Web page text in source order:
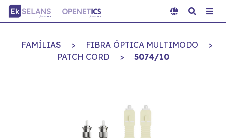
FAMÍLIAS > FIBRA ÓPTICA MULTIMODO
>
PATCH CORD
> 5074/10